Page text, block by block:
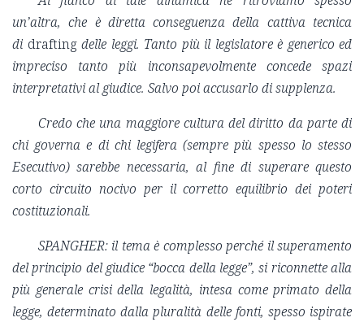
un’altra, che è diretta conseguenza della cattiva tecnica
di draftingdelle leggi. Tanto più il legislatore è generico ed
impreciso tanto più inconsapevolmente concede spazi
interpretativi al giudice. Salvo poi accusarlo di supplenza.
Credo che una maggiore cultura del diritto da parte di
chi governa e di chi legifera (sempre più spesso lo stesso
Esecutivo) sarebbe necessaria, al fine di superare questo
corto circuito nocivo per il corretto equilibrio dei poteri
costituzionali.
SPANGHER: il tema è complesso perché il superamento
del principio del giudice “bocca della legge”, si riconnette alla
più generale crisi della legalità, intesa come primato della
legge, determinato dalla pluralità delle fonti, spesso ispirate